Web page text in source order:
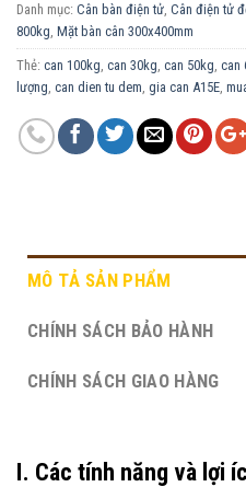
Danh mục: Cân bàn điện tử, Cân điện tử
800kg, Mặt bàn cân 300x400mm
Thẻ: can 100kg, can 30kg, can 50kg, can
lượng, can dien tu dem, gia can A15E,
MÔ TẢ SẢN PHẨM
CHÍNH SÁCH BẢO HÀNH
CHÍNH SÁCH GIAO HÀNG
I. Các tính năng và lợi